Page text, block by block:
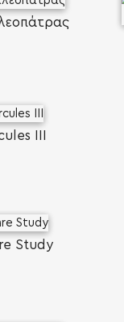
III
Study